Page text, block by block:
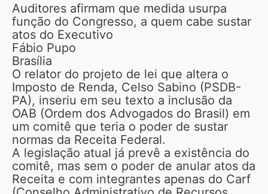
Auditores afirmam que medida usurpa
função do Congresso, a quem cabe sustar
atos do Executivo
Fábio Pupo
Brasília
O relator do projeto de lei que altera o
Imposto de Renda, Celso Sabino (PSDB-
PA), inseriu em seu texto a inclusão da
OAB (Ordem dos Advogados do Brasil) em
um comitê que teria o poder de sustar
normas da Receita Federal.
A legislação atual já prevê a existência do
comitê, mas sem o poder de anular atos da
Receita e com integrantes apenas do Carf